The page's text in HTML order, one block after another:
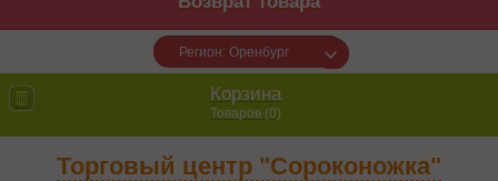
Регион: Оренбург
Корзина
Товаров (0)
Торговый центр "Сороконожка"